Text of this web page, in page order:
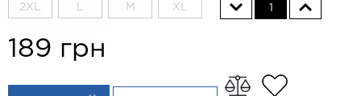
2XL M XL
189 грн